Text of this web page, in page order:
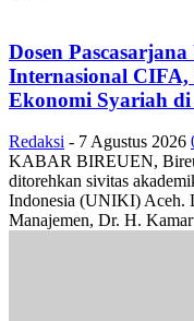
Dosen
Internasional CIFA,
Ekonomi Syariah di
Redaksi - 7 Agustus 2026
KABAR BIREUEN,
ditorehkan sivitas
Indonesia (UNIKI) Aceh.
Manajemen, Dr. H.